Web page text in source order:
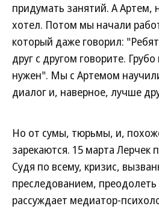
придумать занятий. А Артем,
хотел. Потом мы начали
который даже говорил:
друг с другом говорите.
нужен". Мы с Артемом
диалог и, наверное, лучше
Но от сумы, тюрьмы, и,
зарекаются. 15 марта Лерчек
Судя по всему, кризис,
преследованием,
рассуждает медиатор-